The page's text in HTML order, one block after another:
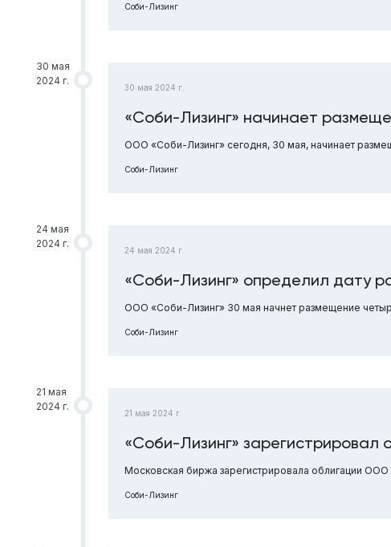
Соби-Лизинг
30 мая
2024 г.
30 мая 2024 г.
«Соби-Лизинг» начинает
ООО «Соби-Лизинг» сегодня, 30 мая, начинает
Соби-Лизинг
24 мая
2024 г.
24 мая 2024 г.
«Соби-Лизинг» определил дату
ООО «Соби-Лизинг» 30 мая начнет размещение
Соби-Лизинг
21 мая
2024 г.
21 мая 2024 г.
«Соби-Лизинг» зарегистрировал
Московская биржа зарегистрировала облигации
Соби-Лизинг